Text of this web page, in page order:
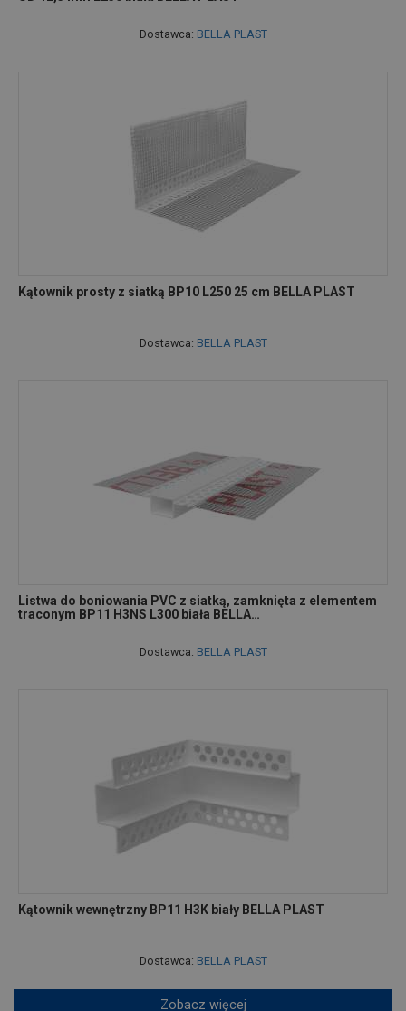
Dostawca: BELLA PLAST
Kątownik prosty z siatką BP10 L250 25 cm BELLA PLAST
Dostawca: BELLA PLAST
Listwa do boniowania PVC z siatką, zamknięta z elementem
traconym BP11 H3NS L300 biała BELLA…
Dostawca: BELLA PLAST
Kątownik wewnętrzny BP11 H3K biały BELLA PLAST
Dostawca: BELLA PLAST
Zobacz więcej